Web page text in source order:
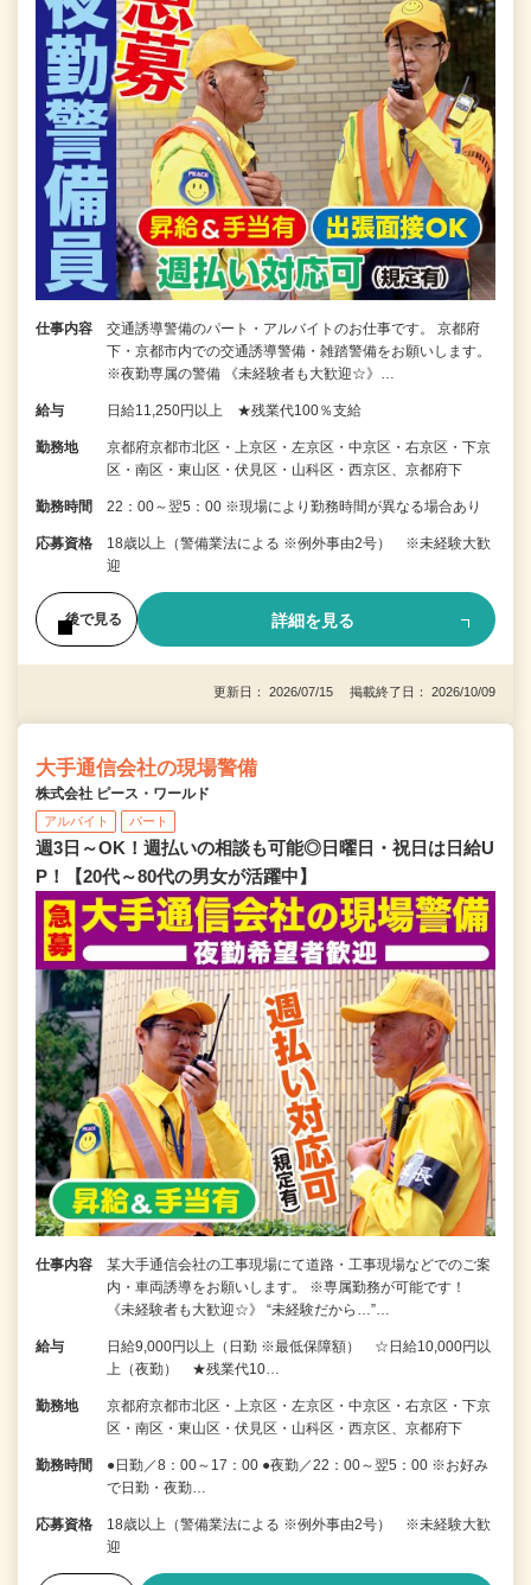
仕事内容
交通誘導警備のパート・アルバイトのお仕事です。 京都府
下・京都市内での交通誘導警備・雑踏警備をお願いします。
※夜勤専属の警備 《未経験者も大歓迎☆》…
給与 日給11,250円以上 ★残業代100％支給
勤務地
京都府京都市北区・上京区・左京区・中京区・右京区・下京
区・南区・東山区・伏見区・山科区・西京区、京都府下
勤務時間 22：00～翌5：00 ※現場により勤務時間が異なる場合あり
応募資格
18歳以上（警備業法による ※例外事由2号） ※未経験大歓
迎
後で見る 詳細を見る
更新日： 2026/07/15 掲載終了日： 2026/10/09
大手通信会社の現場警備
株式会社 ピース・ワールド
アルバイト パート
週3日～OK！週払いの相談も可能◎日曜日・祝日は日給U
P！【20代～80代の男女が活躍中】
仕事内容
某大手通信会社の工事現場にて道路・工事現場などでのご案
内・車両誘導をお願いします。 ※専属勤務が可能です！
《未経験者も大歓迎☆》 “未経験だから…”…
給与
日給9,000円以上（日勤 ※最低保障額） ☆日給10,000円以
上（夜勤） ★残業代10…
勤務地
京都府京都市北区・上京区・左京区・中京区・右京区・下京
区・南区・東山区・伏見区・山科区・西京区、京都府下
勤務時間
●日勤／8：00～17：00 ●夜勤／22：00～翌5：00 ※お好み
で日勤・夜勤…
応募資格
18歳以上（警備業法による ※例外事由2号） ※未経験大歓
迎